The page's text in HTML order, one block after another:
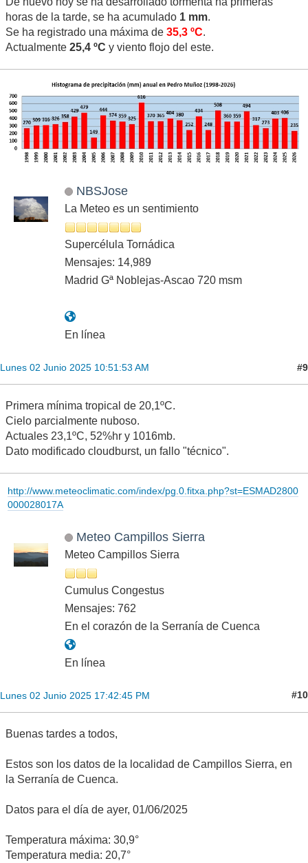
horas de la tarde, se ha acumulado 1 mm.
Se ha registrado una máxima de 35,3 ºC.
Actualmente 25,4 ºC y viento flojo del este.
NBSJose
La Meteo es un sentimiento
Supercélula Tornádica
Mensajes: 14,989
Madrid Gª Noblejas-Ascao 720 msm
En línea
Lunes 02 Junio 2025 10:51:53 AM #9
Primera mínima tropical de 20,1ºC.
Cielo parcialmente nuboso.
Actuales 23,1ºC, 52%hr y 1016mb.
Dato modificado cloudburst, un fallo "técnico".
http://www.meteoclimatic.com/index/pg.0.fitxa.php?st=ESMAD2800
000028017A
Meteo Campillos Sierra
Meteo Campillos Sierra
Cumulus Congestus
Mensajes: 762
En el corazón de la Serranía de Cuenca
En línea
Lunes 02 Junio 2025 17:42:45 PM #10
Buenas tardes a todos,
Estos son los datos de la localidad de Campillos Sierra, en
la Serranía de Cuenca.
Datos para el día de ayer, 01/06/2025
Temperatura máxima: 30,9°
Temperatura media: 20,7°